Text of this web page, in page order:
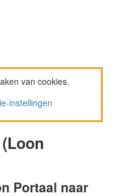
van cookies.
instellingen
Portaal naar